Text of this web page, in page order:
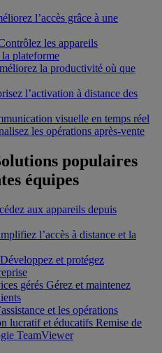
l’accès grâce à une
les appareils
plateforme
la productivité où que
l’activation à distance des
visuelle en temps réel
les opérations après-vente
populaires
équipes
aux appareils depuis
l’accès à distance et la
Développez et protégez
gérés Gérez et maintenez
et les opérations
lucratif et éducatifs Remise de
TeamViewer